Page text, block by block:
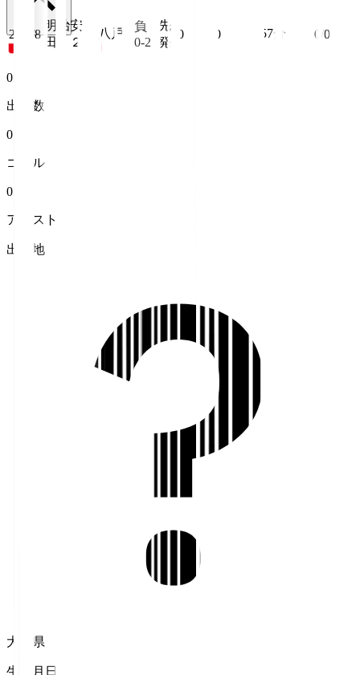
26/8/8
明治安
田Ｊ２
八戸
負
0-2
先
発
0 0 57分 0/0
0
出場数
0
ゴール
0
アシスト
出身地
大分県
生年月日